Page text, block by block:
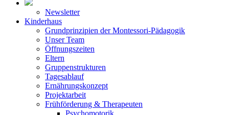
Newsletter
Kinderhaus
Grundprinzipien der Montessori-Pädagogik
Unser Team
Öffnungszeiten
Eltern
Gruppenstrukturen
Tagesablauf
Ernährungskonzept
Projektarbeit
Frühförderung & Therapeuten